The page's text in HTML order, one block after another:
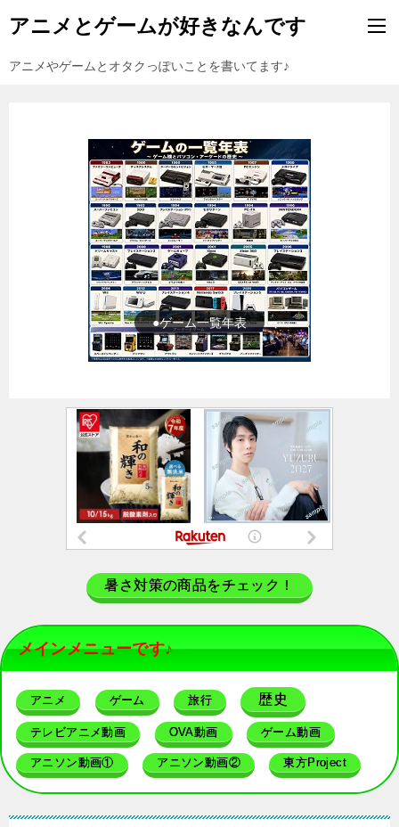
アニメとゲームが好きなんです
アニメやゲームとオタクっぽいことを書いてます♪
●ゲーム一覧年表
暑さ対策の商品をチェック！
メインメニューです♪
アニメ ゲーム 旅行 歴史
テレビアニメ動画 OVA動画 ゲーム動画
アニソン動画① アニソン動画② 東方Project